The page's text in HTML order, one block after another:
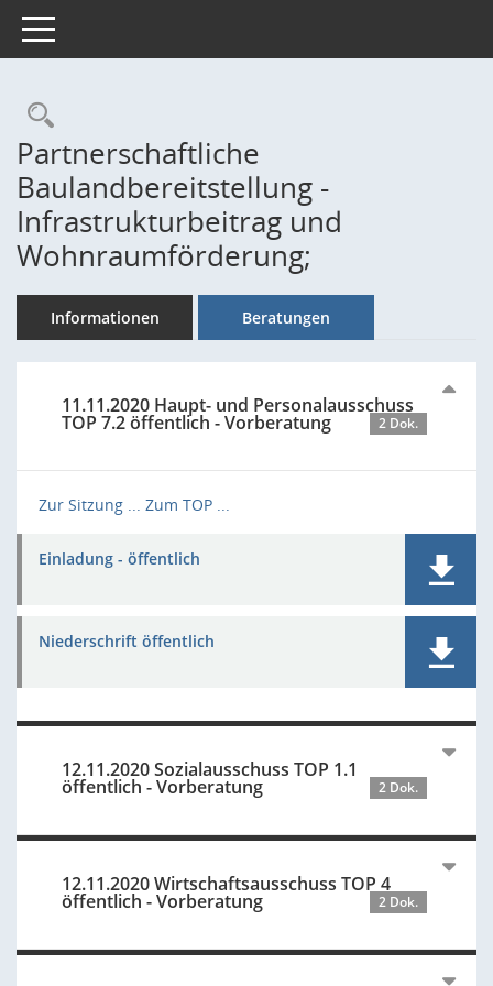
Toggle navigation
Rechercheauswahl
Partnerschaftliche
Baulandbereitstellung -
Infrastrukturbeitrag und
Wohnraumförderung;
Informationen Beratungen
11.11.2020 Haupt- und Personalausschuss
TOP 7.2 öffentlich - Vorberatung 2 Dok.
Zur Sitzung ... Zum TOP ...
Einladung - öffentlich
Niederschrift öffentlich
12.11.2020 Sozialausschuss TOP 1.1
öffentlich - Vorberatung 2 Dok.
12.11.2020 Wirtschaftsausschuss TOP 4
öffentlich - Vorberatung 2 Dok.